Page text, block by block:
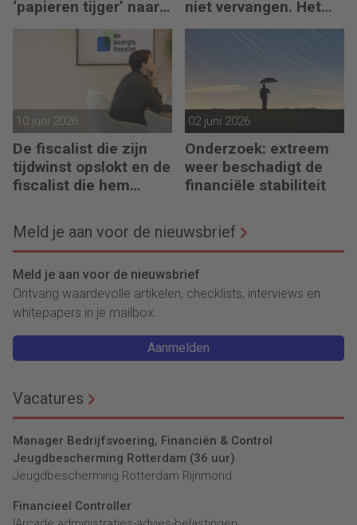
‘papieren tijger’ naar
digitaal stuurmiddel
niet vervangen. Het
maakt de fiscalist die
kan doorvragen alleen
10 juni 2026
De fiscalist die zijn
tijdwinst opslokt en de
fiscalist die hem
02 juni 2026
Onderzoek: extreem
weer beschadigt de
financiële stabiliteit
Meld je aan voor de nieuwsbrief
Meld je aan voor de nieuwsbrief
Ontvang waardevolle artikelen, checklists, interviews en
whitepapers in je mailbox.
Aanmelden
Vacatures
Manager Bedrijfsvoering, Financiën & Control
Jeugdbescherming Rotterdam (36 uur)
Jeugdbescherming Rotterdam Rijnmond
Financieel Controller